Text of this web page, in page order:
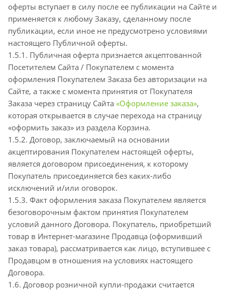
оферты вступает в силу после ее публикации на Сайте и
применяется к любому Заказу, сделанному после
публикации, если иное не предусмотрено условиями
настоящего Публичной оферты.
1.5.1. Публичная оферта признается акцептованной
Посетителем Сайта / Покупателем с момента
оформления Покупателем Заказа без авторизации на
Сайте, а также с момента принятия от Покупателя
Заказа через страницу Сайта «Оформление заказа»,
которая открывается в случае перехода на страницу
«оформить заказ» из раздела Корзина.
1.5.2. Договор, заключаемый на основании
акцептирования Покупателем настоящей оферты,
является договором присоединения, к которому
Покупатель присоединяется без каких-либо
исключений и/или оговорок.
1.5.3. Факт оформления заказа Покупателем является
безоговорочным фактом принятия Покупателем
условий данного Договора. Покупатель, приобретший
товар в Интернет-магазине Продавца (оформивший
заказ товара), рассматривается как лицо, вступившее с
Продавцом в отношения на условиях настоящего
Договора.
1.6. Договор розничной купли-продажи считается